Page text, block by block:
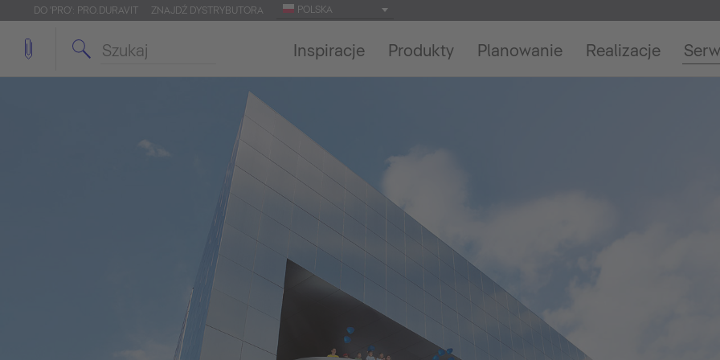
DO 'PRO': PRO.DURAVIT ZNAJDŹ DYSTRYBUTORA POLSKA
Inspiracje Produkty Planowanie Realizacje